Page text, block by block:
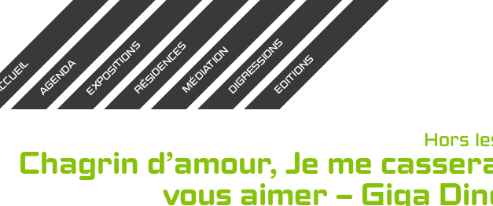
AGENDAEXPOSITIONSRÉSIDENCESMÉDIATIONDIGRESSIONSEDITIONS
Hors
Chagrin d’amour, Je me
vous aimer – Giga